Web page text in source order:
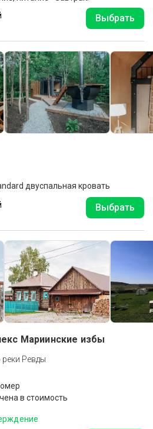
Выбрать
двуспальная кровать
Выбрать
Мариинские избы
реки Ревды
в стоимость